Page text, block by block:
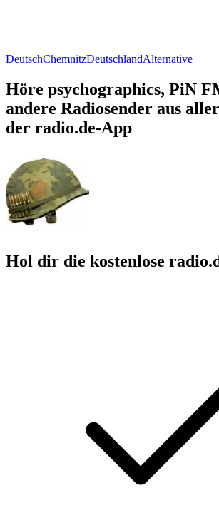
DeutschChemnitzDeutschlandAlternative
Höre psychographics, PiN
andere Radiosender aus
der radio.de-App
Hol dir die kostenlose